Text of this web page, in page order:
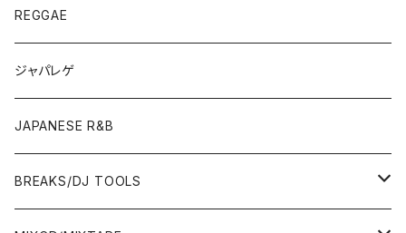
JAPANESE
OTHERS
7"/12"
JAPANESE
OTHERS
REGGAE
ジャパレゲ
JAPANESE R&B
BREAKS/DJ TOOLS